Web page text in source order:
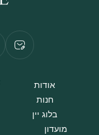
אודות
חנות
בלוג יין
מועדון